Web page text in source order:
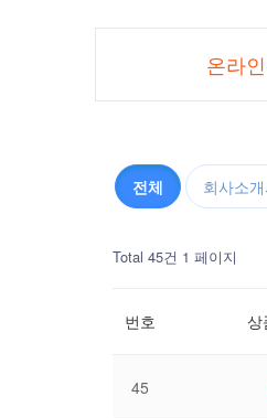
온라
전체 회사소개
Total 45건 1 페이지
번호 상
45